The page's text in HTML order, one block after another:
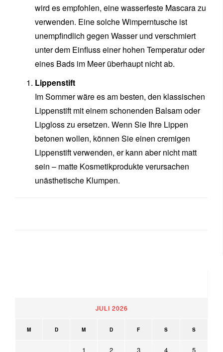
wird es empfohlen, eine wasserfeste Mascara zu
verwenden. Eine solche Wimperntusche ist
unempfindlich gegen Wasser und verschmiert
unter dem Einfluss einer hohen Temperatur oder
eines Bads im Meer überhaupt nicht ab.
Lippenstift
Im Sommer wäre es am besten, den klassischen
Lippenstift mit einem schonenden Balsam oder
Lipgloss zu ersetzen. Wenn Sie Ihre Lippen
betonen wollen, können Sie einen cremigen
Lippenstift verwenden, er kann aber nicht matt
sein – matte Kosmetikprodukte verursachen
unästhetische Klumpen.
JULI 2026
M D M D F S S